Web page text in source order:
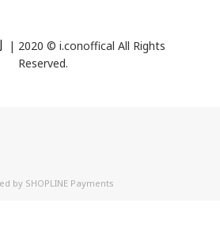
| 2020 © i.conoffical All Rights
Reserved.
by SHOPLINE Payments